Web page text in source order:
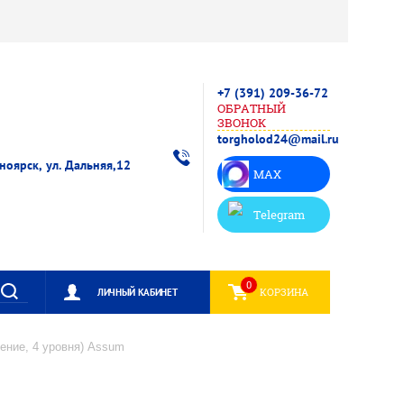
ул. Дальняя,12
+7 (391) 209-36-72
ОБРАТНЫЙ
ЗВОНОК
torgholod24@mail.ru
MAX
Telegram
КОРЗИНА
0
ЛИЧНЫЙ КАБИНЕТ
4 уровня) Assum